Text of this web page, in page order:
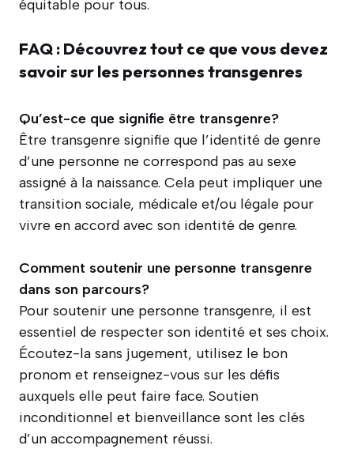
équitable pour tous.
FAQ : Découvrez tout ce que vous devez
savoir sur les personnes transgenres
Qu’est-ce que signifie être transgenre?
Être transgenre signifie que l’identité de genre
d’une personne ne correspond pas au sexe
assigné à la naissance. Cela peut impliquer une
transition sociale, médicale et/ou légale pour
vivre en accord avec son identité de genre.
Comment soutenir une personne transgenre
dans son parcours?
Pour soutenir une personne transgenre, il est
essentiel de respecter son identité et ses choix.
Écoutez-la sans jugement, utilisez le bon
pronom et renseignez-vous sur les défis
auxquels elle peut faire face. Soutien
inconditionnel et bienveillance sont les clés
d’un accompagnement réussi.